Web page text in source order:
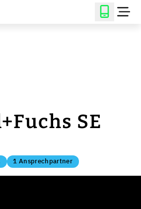
SE
1 Ansprechpartner